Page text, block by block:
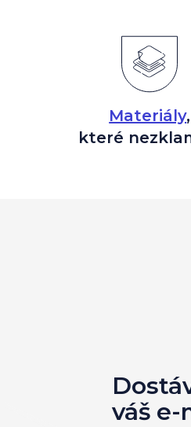
Materiály,
které
váš e-